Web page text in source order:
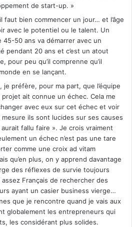
de start-up. »
il faut bien commencer un jour… et l’âge
avec le potentiel ou le talent. Un
45-50 ans va démarrer avec un
pendant 20 ans et c’est un atout
pour peu qu’il comprenne qu’il
en se lançant.
je préfère, pour ma part, que l’équipe
ait connue un échec. Cela me
avec eux sur cet échec et voir
mesure ils sont lucides sur ses causes
aurait fallu faire ». Je crois vraiment
un échec n’est pas une tare
comme une croix ad vitam
qu’en plus, on y apprend davantage
des réflexes de survie toujours
assez Français de rechercher des
ayant un casier business vierge…
que je rencontre quand je vais aux
globalement les entrepreneurs qui
les considérant plus solides.